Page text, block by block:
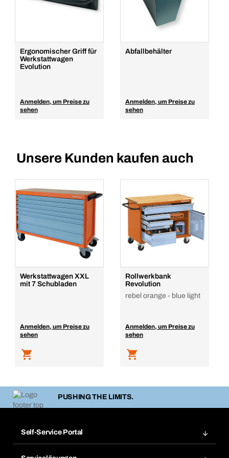
In den Warenkorb
Ergonomischer Griff für
Werkstattwagen
Evolution
Anmelden, um Preise zu
sehen
Abfallbehälter
Anmelden, um Preise zu
sehen
Unsere Kunden kaufen auch
Werkstattwagen XXL
mit 7 Schubladen
Anmelden, um Preise zu
sehen
Rollwerkbank
Revolution
rebel orange - blue light
Anmelden, um Preise zu
sehen
PUSHING THE LIMITS.
Self-Service Portal